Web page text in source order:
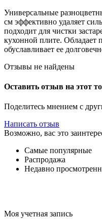
Универсальные
см эффективно удаляет
подходит для чистки
кухонной плите.
обуславливает ее
Отзывы не найдены
Оставить отзыв на этот
Поделитесь мнением с
Написать отзыв
Возможно, вас это
Самые популярные
Распродажа
Недавно
Моя учетная запись